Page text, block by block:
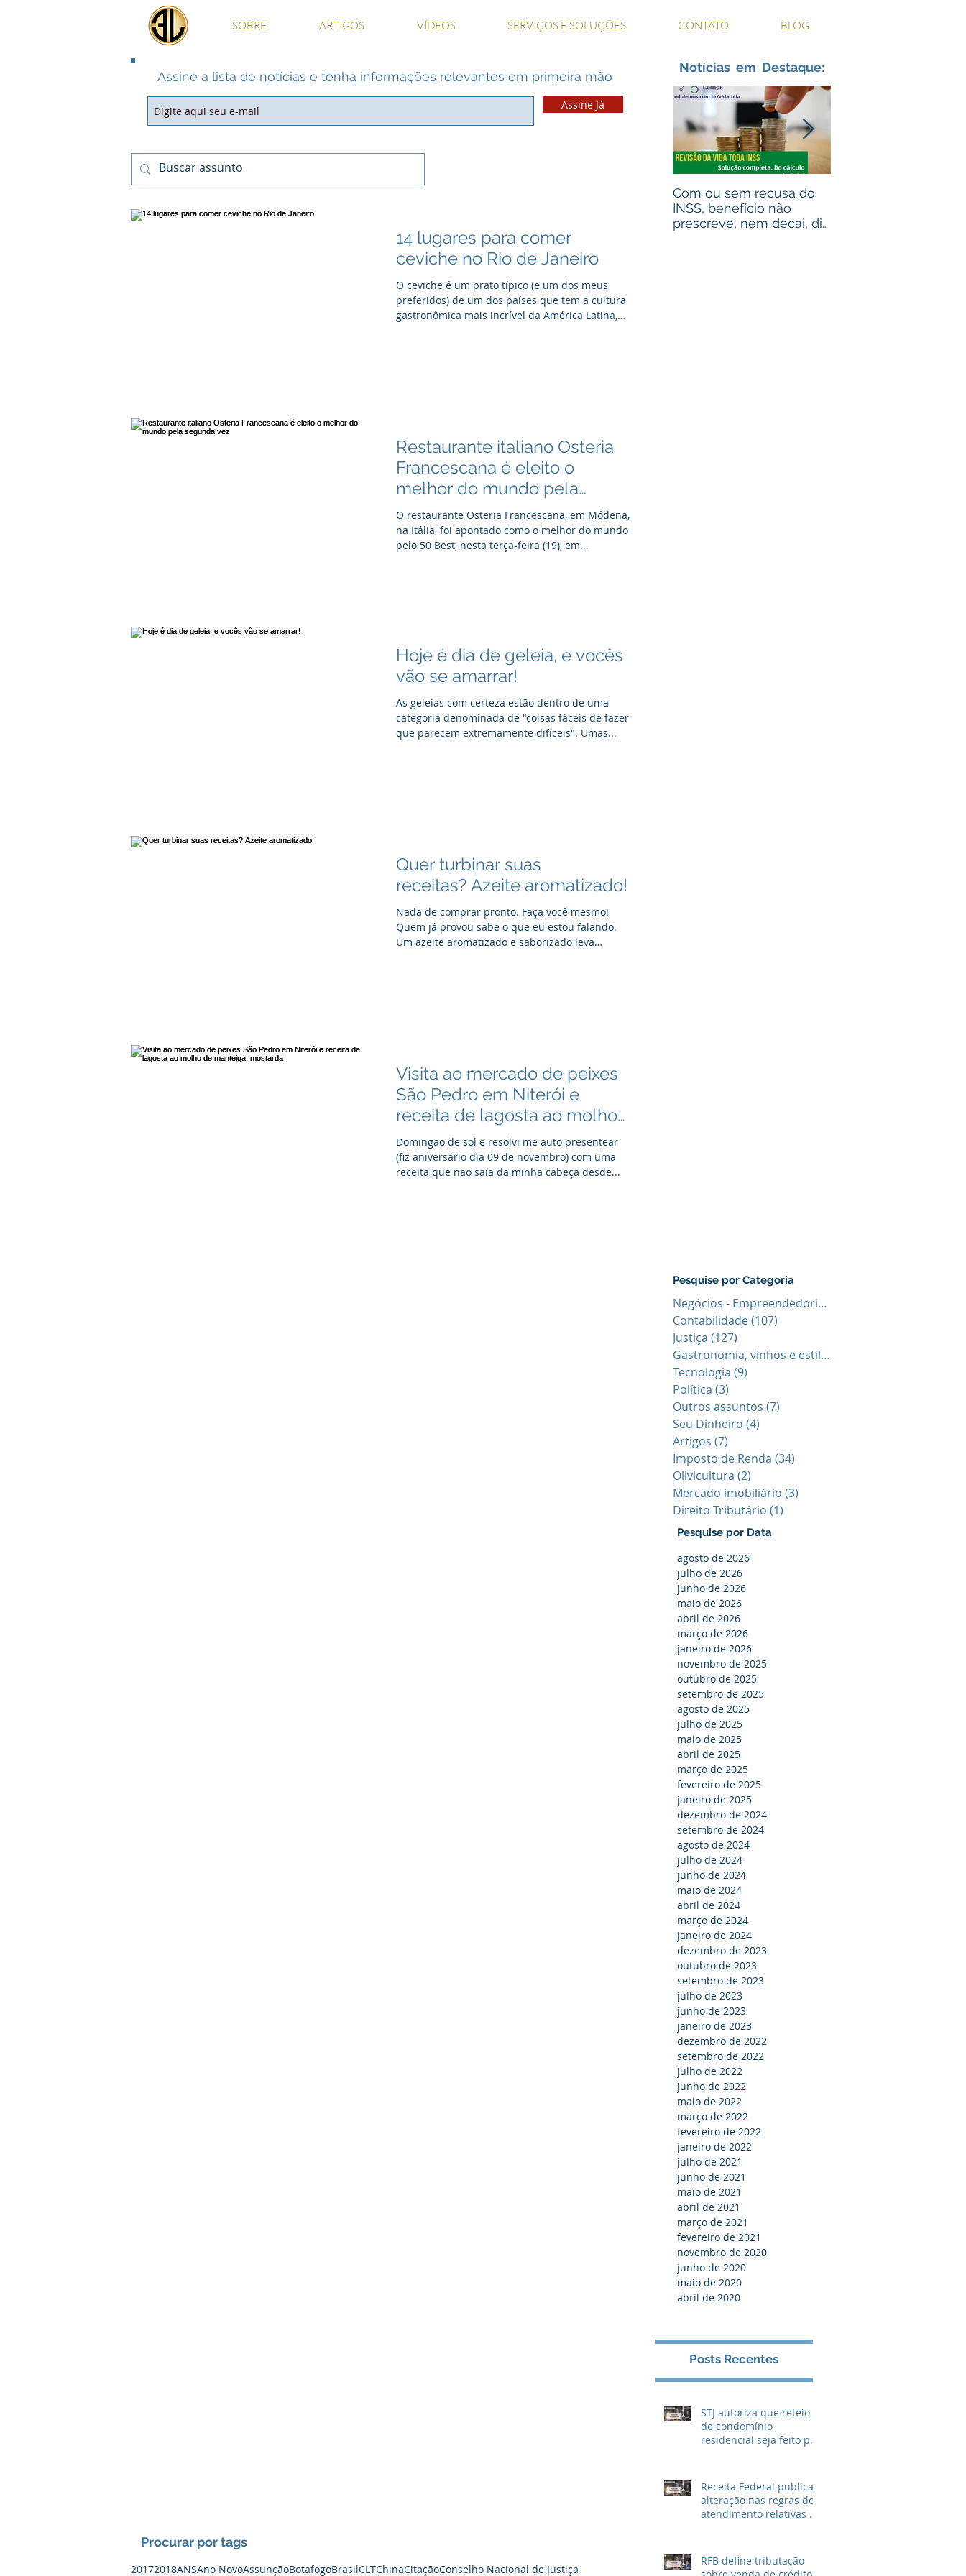
SOBRE ARTIGOS VÍDEOS SERVIÇOS E SOLUÇÕES CONTATO BLOG
Assine Já
Assine a lista de notícias e tenha informações relevantes em primeira mão
14 lugares para comer
ceviche no Rio de Janeiro
O ceviche é um prato típico (e um dos meus
preferidos) de um dos países que tem a cultura
gastronômica mais incrível da América Latina,
Restaurante italiano Osteria
Francescana é eleito o
melhor do mundo pela
segunda vez
O restaurante Osteria Francescana, em Módena,
na Itália, foi apontado como o melhor do mundo
pelo 50 Best, nesta terça-feira (19), em...
Hoje é dia de geleia, e vocês
vão se amarrar!
As geleias com certeza estão dentro de uma
categoria denominada de "coisas fáceis de fazer
que parecem extremamente difíceis". Umas...
Quer turbinar suas
receitas? Azeite aromatizado!
Nada de comprar pronto. Faça você mesmo!
Quem já provou sabe o que eu estou falando.
Um azeite aromatizado e saborizado leva
Visita ao mercado de peixes
São Pedro em Niterói e
receita de lagosta ao molho
de manteiga, mostarda
Domingão de sol e resolvi me auto presentear
(fiz aniversário dia 09 de novembro) com uma
receita que não saía da minha cabeça desde...
Notícias em Destaque:
Com ou sem recusa do
INSS, benefício não
prescreve, nem decai, diz
Pesquise por Categoria
Negócios - Empreendedorismo
Contabilidade(107)
Justiça (127)
Gastronomia, vinhos e estilo de vid
Tecnologia (9)
Política (3)
Outros assuntos (7)
Seu Dinheiro (4)
Artigos (7)
Imposto de Renda (34)
Olivicultura (2)
Mercado imobiliário (3)
Direito Tributário (1)
Pesquise por Data
agosto de 2026
julho de 2026
junho de 2026
maio de 2026
abril de 2026
março de 2026
janeiro de 2026
novembro de 2025
outubro de 2025
setembro de 2025
agosto de 2025
julho de 2025
maio de 2025
abril de 2025
março de 2025
fevereiro de 2025
janeiro de 2025
dezembro de 2024
setembro de 2024
agosto de 2024
julho de 2024
junho de 2024
maio de 2024
abril de 2024
março de 2024
janeiro de 2024
dezembro de 2023
outubro de 2023
setembro de 2023
julho de 2023
junho de 2023
janeiro de 2023
dezembro de 2022
setembro de 2022
julho de 2022
junho de 2022
maio de 2022
março de 2022
fevereiro de 2022
janeiro de 2022
julho de 2021
junho de 2021
maio de 2021
abril de 2021
março de 2021
fevereiro de 2021
novembro de 2020
junho de 2020
maio de 2020
abril de 2020
Posts Recentes
Procurar por tags
20172018ANSAno NovoAssunçãoBotafogoBrasilCLTChinaCitaçãoConselho Nacional de Justiça
STJ autoriza que reteio
de condomínio
residencial seja feito por
Receita Federal publica
alteração nas regras de
atendimento relativas ao
RFB define tributação